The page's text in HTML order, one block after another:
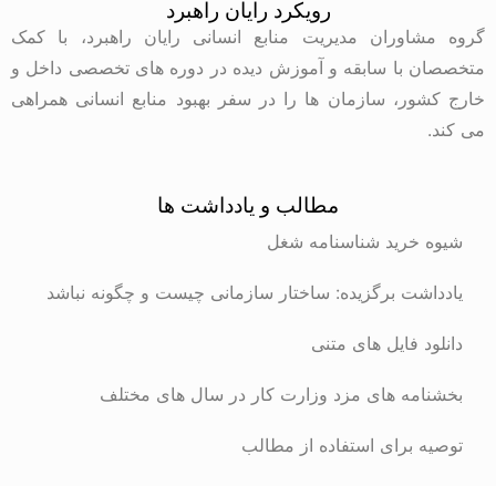
رویکرد رایان راهبرد
گروه مشاوران مدیریت منابع انسانی رایان راهبرد، با کمک
متخصصان با سابقه و آموزش دیده در دوره های تخصصی داخل و
خارج کشور، سازمان ها را در سفر بهبود منابع انسانی همراهی
می کند.
مطالب و یادداشت ها
شیوه خرید شناسنامه شغل
یادداشت برگزیده: ساختار سازمانی چیست و چگونه نباشد
دانلود فایل های متنی
بخشنامه های مزد وزارت کار در سال های مختلف
توصیه برای استفاده از مطالب